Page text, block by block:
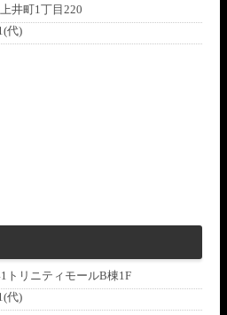
井町1丁目220
代)
トリニティモールB棟1F
代)